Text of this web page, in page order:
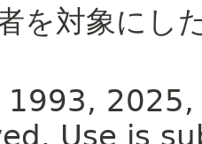
を対象にし
Use is